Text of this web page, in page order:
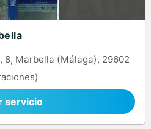
8, Marbella (Málaga), 29602
servicio